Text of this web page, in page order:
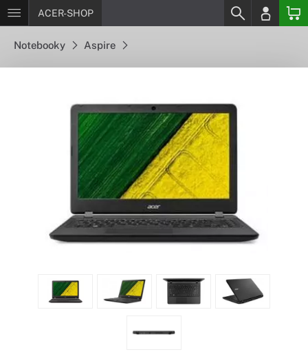
ACER-SHOP
Notebooky Aspire